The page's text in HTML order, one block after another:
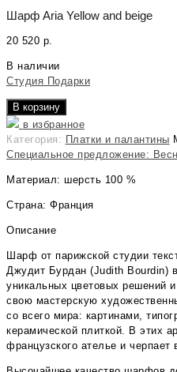
Шарф Aria Yellow and beige
20 520 р.
В наличии
Студия Подарки
В корзину
в избранное
Категория: Платки и палантины
Специальное предложение:
Материал: шерсть 100 %
Страна: Франция
Описание
Шарф от парижской студии
Джудит Бурдан (Judith Bourdin)
уникальных цветовых решений
свою мастерскую
со всего мира: картинами,
керамической плиткой. В этих
французского ателье и черпает